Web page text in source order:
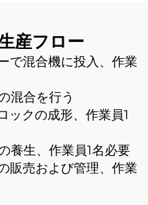
産フロー
で混合機に投入、作業
混合を行う
ックの成形、作業員1
養生、作業員1名必要
販売および管理、作業